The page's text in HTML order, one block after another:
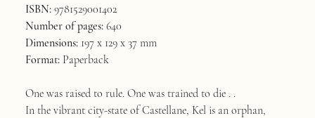
ISBN:9781529001402
Number of pages:640
Dimensions:197 x 129 x 37 mm
Format:Paperback
One was raised to rule. One was trained to die . .
In the vibrant city-state of Castellane, Kel is an orphan,